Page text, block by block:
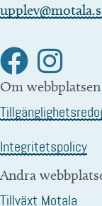
Om webbplatsen
Integritetspolicy
Andra
Tillväxt Motala